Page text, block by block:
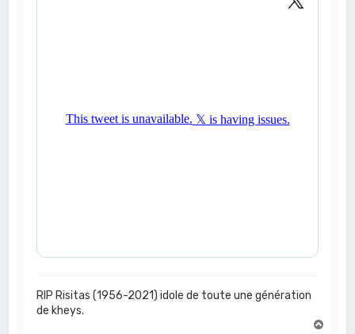
RIP Risitas (1956-2021) idole de toute une génération
de kheys.